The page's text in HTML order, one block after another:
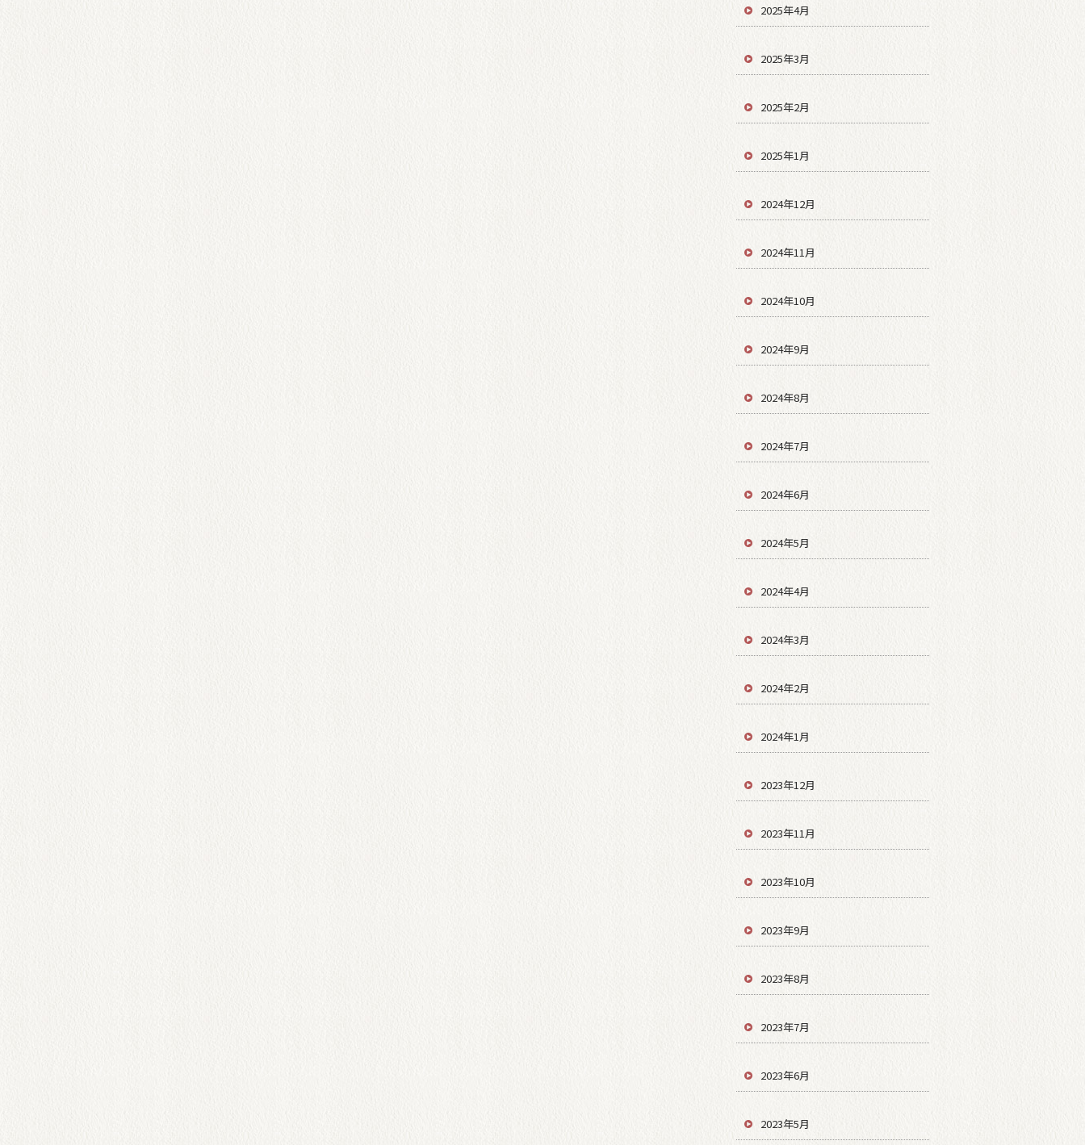
2025年4月
2025年3月
2025年2月
2025年1月
2024年12月
2024年11月
2024年10月
2024年9月
2024年8月
2024年7月
2024年6月
2024年5月
2024年4月
2024年3月
2024年2月
2024年1月
2023年12月
2023年11月
2023年10月
2023年9月
2023年8月
2023年7月
2023年6月
2023年5月